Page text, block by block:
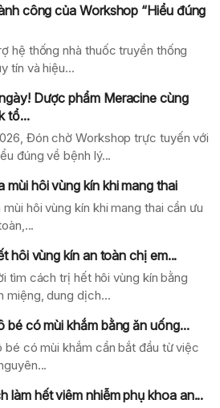
công của Workshop “Hiểu đúng
hệ thống nhà thuốc truyền thống
tín và hiệu...
Dược phẩm Meracine cùng
tổ...
Đón chờ Workshop trực tuyến với
đúng về bệnh lý...
mùi hôi vùng kín khi mang thai
hôi vùng kín khi mang thai cần ưu
hôi vùng kín an toàn chị em...
tìm cách trị hết hôi vùng kín bằng
miệng, dung dịch...
bé có mùi khắm bằng ăn uống...
bé có mùi khắm cần bắt đầu từ việc
làm hết viêm nhiễm phụ khoa an...